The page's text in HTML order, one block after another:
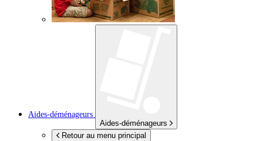
Aides-déménageurs
Aides-déménageurs
Retour au menu principal